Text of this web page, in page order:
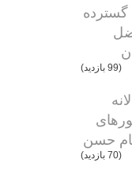
گسترده
(99 بازدید)
حسن
(70 بازدید)